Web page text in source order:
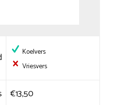
Koelvers
Vriesvers
€13,50